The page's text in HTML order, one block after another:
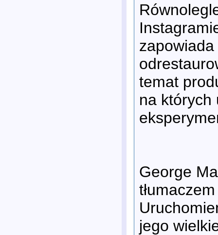
temat
na których
George
jego